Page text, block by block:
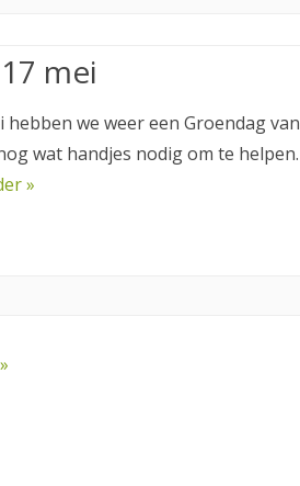
mei
hebben we weer een Groendag van
wat handjes nodig om te helpen.
»